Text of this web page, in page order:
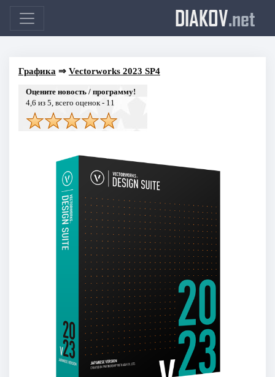
DIAKOV.net
Графика ⇒ Vectorworks 2023 SP4
Оцените новость / программу!
4,6 из 5, всего оценок - 11